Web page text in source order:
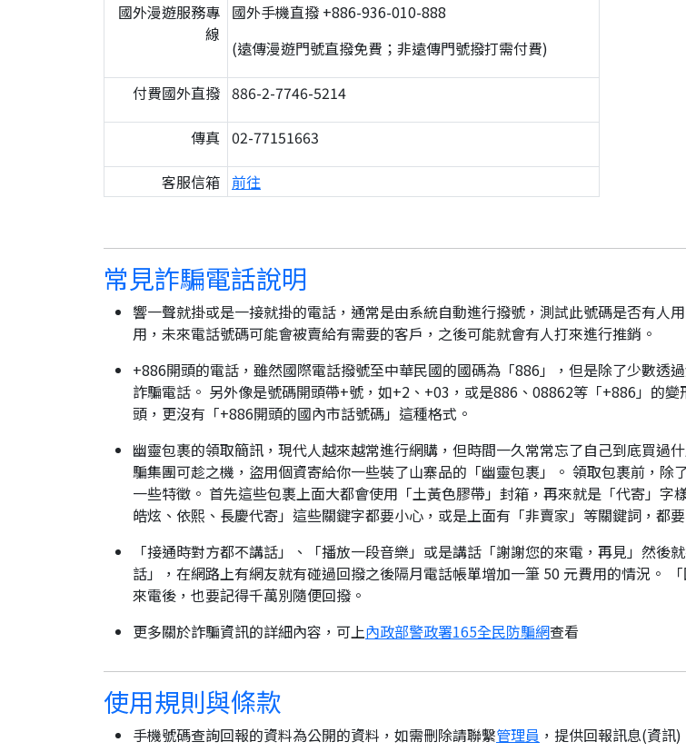
國外漫遊服務專
線
國外手機直撥 +886-936-010-888
(遠傳漫遊門號直撥免費；非遠傳門號撥打需付費)
付費國外直撥 886-2-7746-5214
傳真 02-77151663
客服信箱 前往
常見詐騙電話說明
響一聲就掛或是一接就掛的電話，通常是由系統自動進行撥號，測試此號碼是否有人
用，未來電話號碼可能會被賣給有需要的客戶，之後可能就會有人打來進行推銷。
+886開頭的電話，雖然國際電話撥號至中華民國的國碼為「886」，但是除了少數透
詐騙電話。 另外像是號碼開頭帶+號，如+2、+03，或是886、08862等「+886」的
頭，更沒有「+886開頭的國內市話號碼」這種格式。
幽靈包裹的領取簡訊，現代人越來越常進行網購，但時間一久常常忘了自己到底買過
騙集團可趁之機，盜用個資寄給你一些裝了山寨品的「幽靈包裹」。 領取包裹前，
一些特徵。 首先這些包裹上面大都會使用「土黃色膠帶」封箱，再來就是「代寄」
皓炫、依熙、長慶代寄」這些關鍵字都要小心，或是上面有「非賣家」等關鍵詞，都
「接通時對方都不講話」、「播放一段音樂」或是講話「謝謝您的來電，再見」然
話」，在網路上有網友就有碰過回撥之後隔月電話帳單增加一筆 50 元費用的情況。
來電後，也要記得千萬別隨便回撥。
更多關於詐騙資訊的詳細內容，可上內政部警政署165全民防騙網查看
使用規則與條款
手機號碼查詢回報的資料為公開的資料，如需刪除請聯繫管理員 ，提供回報訊息(資